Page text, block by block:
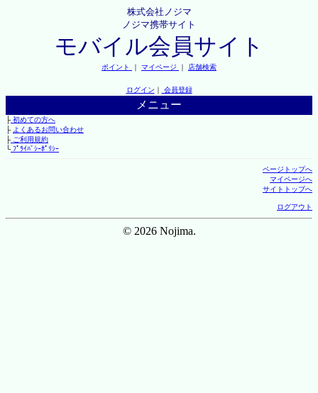
株式会社ノジマ
ノジマ携帯サイト
モバイル会員サイト
ポイント ｜ マイページ ｜ 店舗検索
ログイン ｜ 会員登録
メニュー
├初めての方へ
├ よくあるお問い合わせ
├ご利用規約
└ﾌﾟﾗｲﾊﾞｼｰﾎﾟﾘｼｰ
ページトップへ
マイページへ
サイトトップへ
ログアウト
© 2026 Nojima.